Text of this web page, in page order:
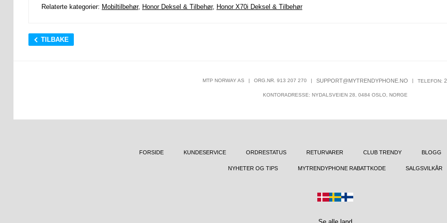
Relaterte kategorier: Mobiltilbehør, Honor Deksel & Tilbehør, Honor X70i Deksel & Tilbehør
TILBAKE
MTP NORWAY AS | ORG.NR. 913 207 270 | SUPPORT@MYTRENDYPHONE.NO | TELEFON:
KONTORADRESSE: NYDALSVEIEN 28, 0484 OSLO, NORGE
FORSIDE KUNDESERVICE ORDRESTATUS RETURVARER CLUB TRENDY BLOGG
NYHETER OG TIPS MYTRENDYPHONE RABATTKODE SALGSVILKÅR